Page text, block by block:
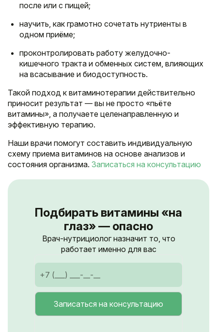
после или с пищей;
научить, как грамотно сочетать нутриенты в
одном приёме;
проконтролировать работу желудочно-
кишечного тракта и обменных систем, влияющих
на всасывание и биодоступность.
Такой подход к витаминотерапии действительно
приносит результат — вы не просто «пьёте
витамины», а получаете целенаправленную и
эффективную терапию.
Наши врачи помогут составить индивидуальную
схему приема витаминов на основе анализов и
состояния организма. Записаться на консультацию
Подбирать витамины «на
глаз» — опасно
Врач-нутрициолог назначит то, что
работает именно для вас